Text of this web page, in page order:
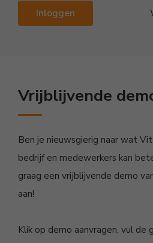
Inloggen
Vrijblijvende
Ben je nieuwsgierig naar wat
bedrijf en medewerkers kan
graag een vrijblijvende demo
aan!
Klik op demo aanvragen, vul de